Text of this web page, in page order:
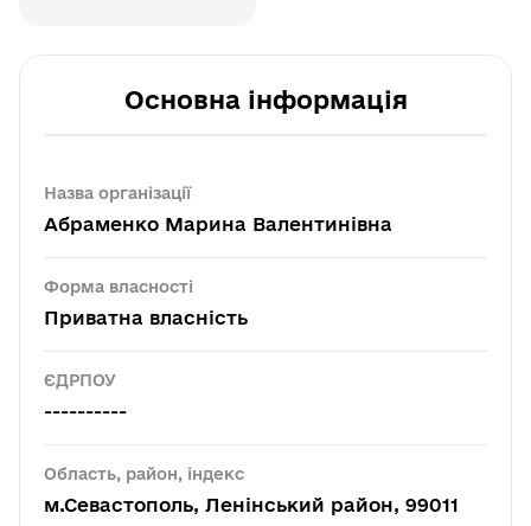
Основна інформація
Назва організації
Абраменко Марина Валентинівна
Форма власності
Приватна власність
ЄДРПОУ
----------
Область, район, індекс
м.Севастополь, Ленінський район, 99011